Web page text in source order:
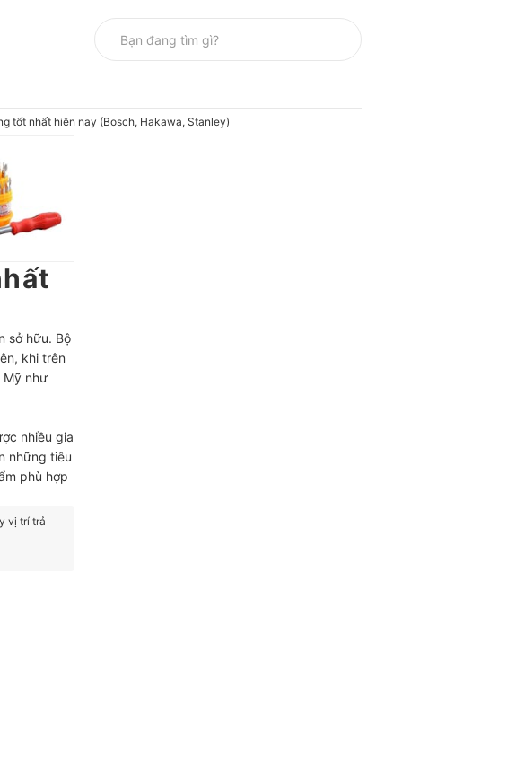
tốt nhất hiện nay (Bosch, Hakawa, Stanley)
sở hữu. Bộ
khi trên
Mỹ như
nhiều gia
những tiêu
phù hợp
vị trí trả